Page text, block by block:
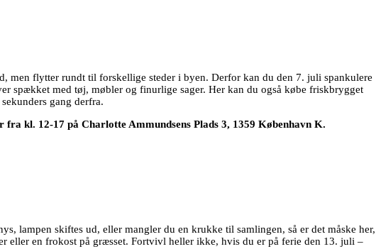
men flytter rundt til forskellige steder i byen. Derfor kan du den 7. juli spankulere
spækket med tøj, møbler og finurlige sager. Her kan du også købe friskbrygget
gang derfra.
kl. 12-17 på Charlotte Ammundsens Plads 3, 1359 København K.
lampen skiftes ud, eller mangler du en krukke til samlingen, så er det måske her,
en frokost på græsset. Fortvivl heller ikke, hvis du er på ferie den 13. juli –